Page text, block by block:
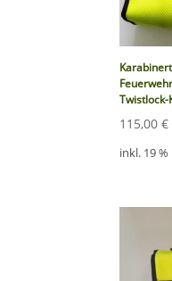
115,00€
inkl. 19